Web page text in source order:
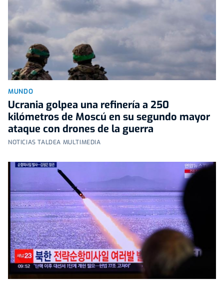
MUNDO
Ucrania golpea una refinería a 250
kilómetros de Moscú en su segundo mayor
ataque con drones de la guerra
NOTICIAS TALDEA MULTIMEDIA